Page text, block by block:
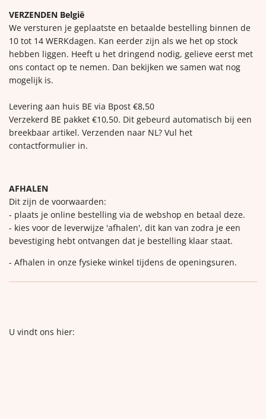
VERZENDEN België
We versturen je geplaatste en betaalde bestelling binnen de
10 tot 14 WERKdagen. Kan eerder zijn als we het op stock
hebben liggen. Heeft u het dringend nodig, gelieve eerst met
ons contact op te nemen. Dan bekijken we samen wat nog
mogelijk is.
Levering aan huis BE via Bpost €8,50
Verzekerd BE pakket €10,50. Dit gebeurd automatisch bij een
breekbaar artikel. Verzenden naar NL? Vul het
contactformulier in.
AFHALEN
Dit zijn de voorwaarden:
- plaats je online bestelling via de webshop en betaal deze.
- kies voor de leverwijze 'afhalen', dit kan van zodra je een
bevestiging hebt ontvangen dat je bestelling klaar staat.
- Afhalen in onze fysieke winkel tijdens de openingsuren.
U vindt ons hier: